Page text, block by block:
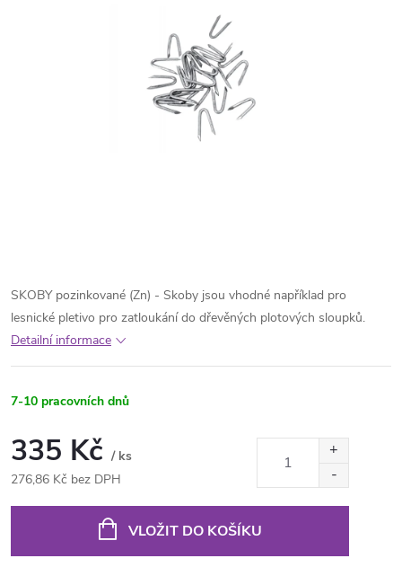
SKOBY pozinkované (Zn) - Skoby jsou vhodné například pro
lesnické pletivo pro zatloukání do dřevěných plotových sloupků.
Detailní informace
7-10 pracovních dnů
335 Kč / ks
276,86 Kč bez DPH
VLOŽIT DO KOŠÍKU